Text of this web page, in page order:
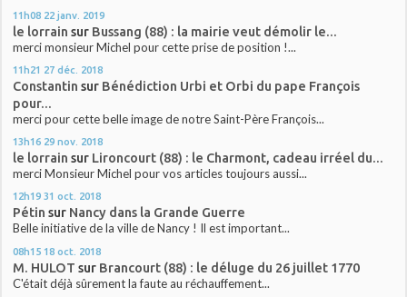
11h08 22 janv. 2019
le lorrain sur Bussang (88) : la mairie veut démolir le...
merci monsieur Michel pour cette prise de position !...
11h21 27 déc. 2018
Constantin sur Bénédiction Urbi et Orbi du pape François
pour...
merci pour cette belle image de notre Saint-Père François...
13h16 29 nov. 2018
le lorrain sur Lironcourt (88) : le Charmont, cadeau irréel du...
merci Monsieur Michel pour vos articles toujours aussi...
12h19 31 oct. 2018
Pétin sur Nancy dans la Grande Guerre
Belle initiative de la ville de Nancy ! Il est important...
08h15 18 oct. 2018
M. HULOT sur Brancourt (88) : le déluge du 26 juillet 1770
C'était déjà sûrement la faute au réchauffement...